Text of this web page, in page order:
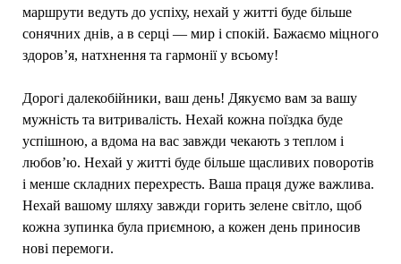
маршрути ведуть до успіху, нехай у житті буде більше
сонячних днів, а в серці — мир і спокій. Бажаємо міцного
здоров’я, натхнення та гармонії у всьому!
Дорогі далекобійники, ваш день! Дякуємо вам за вашу
мужність та витривалість. Нехай кожна поїздка буде
успішною, а вдома на вас завжди чекають з теплом і
любов’ю. Нехай у житті буде більше щасливих поворотів
і менше складних перехресть. Ваша праця дуже важлива.
Нехай вашому шляху завжди горить зелене світло, щоб
кожна зупинка була приємною, а кожен день приносив
нові перемоги.